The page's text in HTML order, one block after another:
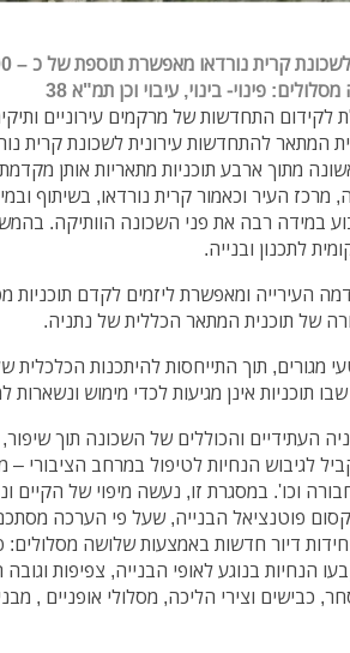
פינוי- בינוי, עיבוי וכן תמ"א 38
לקידום התחדשות של מרקמים עירוניים
המתאר להתחדשות עירונית לשכונת קרית
מתוך ארבע תוכניות מתאריות אותן מקדמת
מרכז העיר וכאמור קרית נורדאו, בשיתוף
במידה רבה את פני השכונה הוותיקה.
לתכנון ובנייה.
העירייה ומאפשרת ליזמים לקדם תוכניות
של תוכנית המתאר הכללית של נתניה.
מגורים, תוך התייחסות להיתכנות הכלכלית
תוכניות אינן מגיעות לכדי מימוש
העתידיים והכוללים של השכונה תוך
לגיבוש הנחיות לטיפול במרחב הציבורי –
וכו'. במסגרת זו, נעשה מיפוי של הקיים
פוטנציאל הבנייה, שעל פי הערכה
של כ – 4,000 יחידות דיור חדשות באמצעות שלושה
נקבעו הנחיות בנוגע לאופי הבנייה, צפיפות
כבישים וצירי הליכה, מסלולי אופניים ,